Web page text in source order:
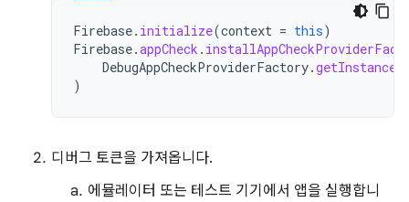
Firebase. initialize(context = this)
Firebase.appCheck .
DebugAppCheckProviderFactory.getInstance
)
디버그 토큰을 가져옵니다.
에뮬레이터 또는 테스트 기기에서 앱을 실행합니